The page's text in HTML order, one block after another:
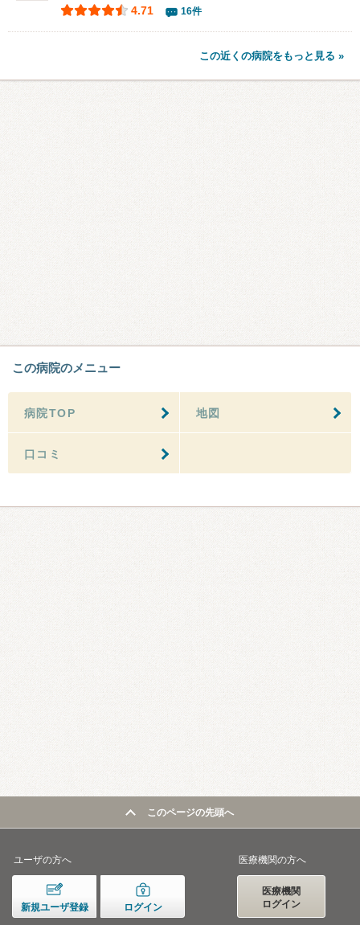
4.71 16件
この近くの病院をもっと見る »
この病院のメニュー
病院TOP 地図
口コミ
このページの先頭へ
ユーザの方へ
新規ユーザ登録 ログイン
医療機関の方へ
医療機関
ログイン